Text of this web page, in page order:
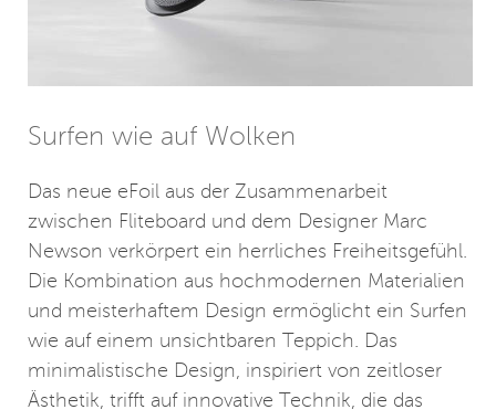
Surfen wie auf Wolken
Das neue eFoil aus der Zusammenarbeit
zwischen Fliteboard und dem Designer Marc
Newson verkörpert ein herrliches Freiheitsgefühl.
Die Kombination aus hochmodernen Materialien
und meisterhaftem Design ermöglicht ein Surfen
wie auf einem unsichtbaren Teppich. Das
minimalistische Design, inspiriert von zeitloser
Ästhetik, trifft auf innovative Technik, die das